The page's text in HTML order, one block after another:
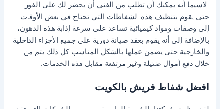
لاسيما أنه يمكنك أن تطلب من الفني أن يحضر لك على الفور
حتى يقوم بتنظيف هذه الشفاطات التي تحتاج في بعض الأوقات
إلى وصفات ومواد كيميائية تساعد على سرعة إذابة هذه الدهون،
بالإضافة إلى أنه يقوم بعقد صيانة دورية على جميع الأجزاء الداخلية
والخارجية حتى يضمن عملها بالشكل المناسب كل ذلك يتم من
خلال دفع أموال ضئيلة وغير مرتفعة مقابل هذه الخدمات.
افضل شفاط فريش بالكويت